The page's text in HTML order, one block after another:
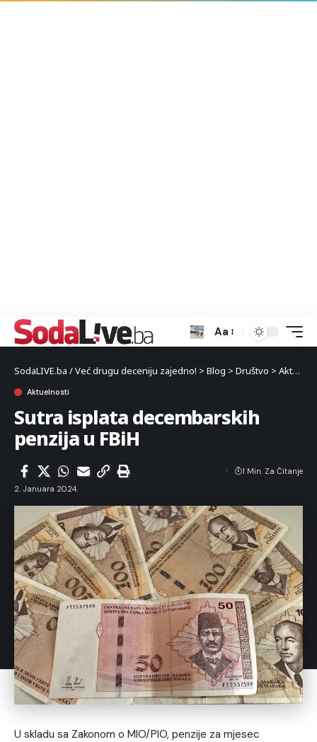
Aa
SodaLIVE.ba / Već drugu deceniju zajedno! > Blog > Društvo > Aktuelnosti
Aktuelnosti
Sutra isplata decembarskih
penzija u FBiH
2. Januara 2024.
1 Min. Za Čitanje
U skladu sa Zakonom o MIO/PIO, penzije za mjesec